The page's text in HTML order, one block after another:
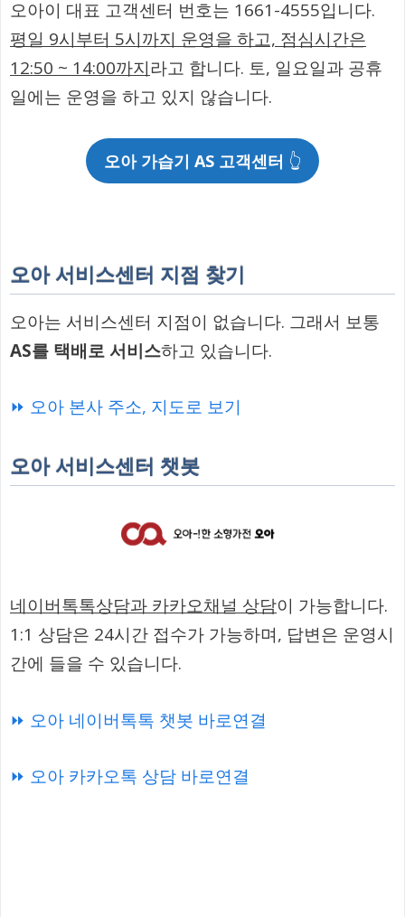
오아이 대표 고객센터 번호는 1661-4555입니다.
평일 9시부터 5시까지 운영을 하고, 점심시간은
12:50 ~ 14:00까지라고 합니다. 토, 일요일과 공휴
일에는 운영을 하고 있지 않습니다.
오아 가습기 AS 고객센터 👆
오아 서비스센터 지점 찾기
오아는 서비스센터 지점이 없습니다. 그래서 보통
AS를 택배로 서비스하고 있습니다.
⏩ 오아 본사 주소, 지도로 보기
오아 서비스센터 챗봇
네이버톡톡상담과 카카오채널 상담이 가능합니다.
1:1 상담은 24시간 접수가 가능하며, 답변은 운영시
간에 들을 수 있습니다.
⏩ 오아 네이버톡톡 챗봇 바로연결
⏩ 오아 카카오톡 상담 바로연결